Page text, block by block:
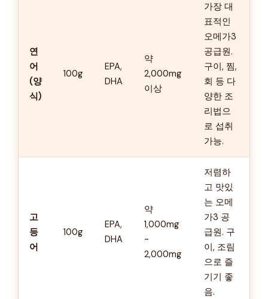
연
어
(양
식)
100g
EPA,
DHA
약
2,000mg
이상
가장 대
표적인
오메가3
공급원.
구이, 찜,
회 등 다
양한 조
리법으
로 섭취
가능.
고
등
어
100g
EPA,
DHA
약
1,000mg
~
2,000mg
저렴하
고 맛있
는 오메
가3 공
급원. 구
이, 조림
으로 즐
기기 좋
음.